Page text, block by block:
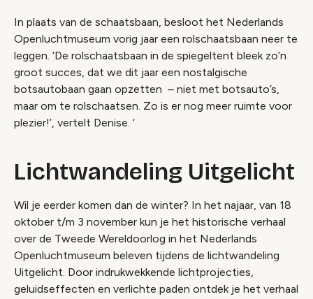
In plaats van de schaatsbaan, besloot het Nederlands
Openluchtmuseum vorig jaar een rolschaatsbaan neer te
leggen. ‘De rolschaatsbaan in de spiegeltent bleek zo’n
groot succes, dat we dit jaar een nostalgische
botsautobaan gaan opzetten – niet met botsauto’s,
maar om te rolschaatsen. Zo is er nog meer ruimte voor
plezier!’, vertelt Denise. ‘
Lichtwandeling Uitgelicht
Wil je eerder komen dan de winter? In het najaar, van 18
oktober t/m 3 november kun je het historische verhaal
over de Tweede Wereldoorlog in het Nederlands
Openluchtmuseum beleven tijdens de lichtwandeling
Uitgelicht. Door indrukwekkende lichtprojecties,
geluidseffecten en verlichte paden ontdek je het verhaal